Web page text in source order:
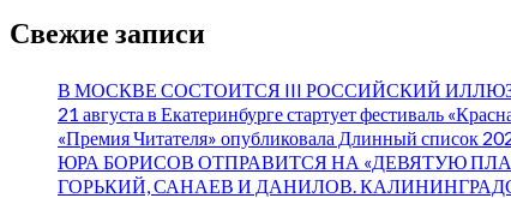
Свежие записи
В МОСКВЕ СОСТОИТСЯ III РОССИЙСКИЙ
21 августа в Екатеринбурге стартует фестиваль
«Премия Читателя» опубликовала Длинный список
ЮРА БОРИСОВ ОТПРАВИТСЯ НА «ДЕВЯТУЮ
ГОРЬКИЙ, САНАЕВ И ДАНИЛОВ.